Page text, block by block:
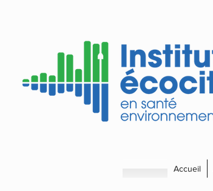
Accueil